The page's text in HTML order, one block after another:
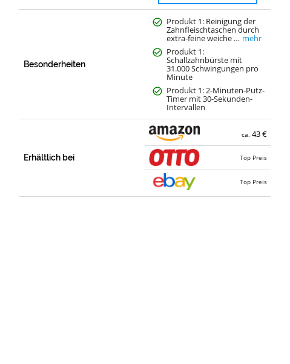
Besonderheiten
Produkt 1: Reinigung der
Zahnfleischtaschen durch
extra-feine weiche … mehr
Produkt 1:
Schallzahnbürste mit
31.000 Schwingungen pro
Minute
Produkt 1: 2-Minuten-Putz-
Timer mit 30-Sekunden-
Intervallen
Erhältlich bei
ca.43 €
Top Preis
Top Preis